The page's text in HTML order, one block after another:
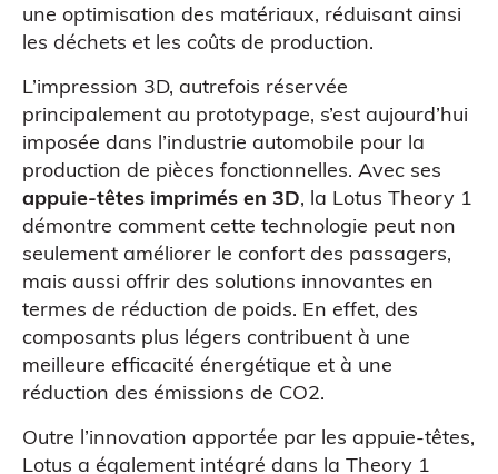
MODÉLISATION 3D
une optimisation des matériaux, réduisant ainsi
les déchets et les coûts de production.
L’impression 3D, autrefois réservée
principalement au prototypage, s’est aujourd’hui
imposée dans l’industrie automobile pour la
production de pièces fonctionnelles. Avec ses
appuie-têtes imprimés en 3D, la Lotus Theory 1
démontre comment cette technologie peut non
seulement améliorer le confort des passagers,
mais aussi offrir des solutions innovantes en
termes de réduction de poids. En effet, des
composants plus légers contribuent à une
meilleure efficacité énergétique et à une
réduction des émissions de CO2.
Outre l’innovation apportée par les appuie-têtes,
Lotus a également intégré dans la Theory 1